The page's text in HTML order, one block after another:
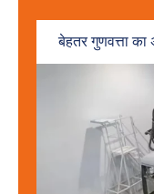
बेहतर गुणवत्ता